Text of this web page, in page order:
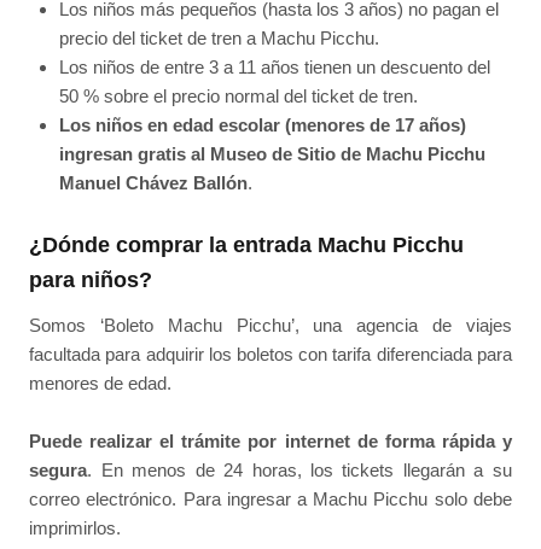
Los niños más pequeños (hasta los 3 años) no pagan el
precio del ticket de tren a Machu Picchu.
Los niños de entre 3 a 11 años tienen un descuento del
50 % sobre el precio normal del ticket de tren.
Los niños en edad escolar (menores de 17 años)
ingresan gratis al Museo de Sitio de Machu Picchu
Manuel Chávez Ballón.
¿Dónde comprar la entrada Machu Picchu
para niños?
Somos ‘Boleto Machu Picchu’, una agencia de viajes
facultada para adquirir los boletos con tarifa diferenciada para
menores de edad.
Puede realizar el trámite por internet de forma rápida y
segura. En menos de 24 horas, los tickets llegarán a su
correo electrónico. Para ingresar a Machu Picchu solo debe
imprimirlos.